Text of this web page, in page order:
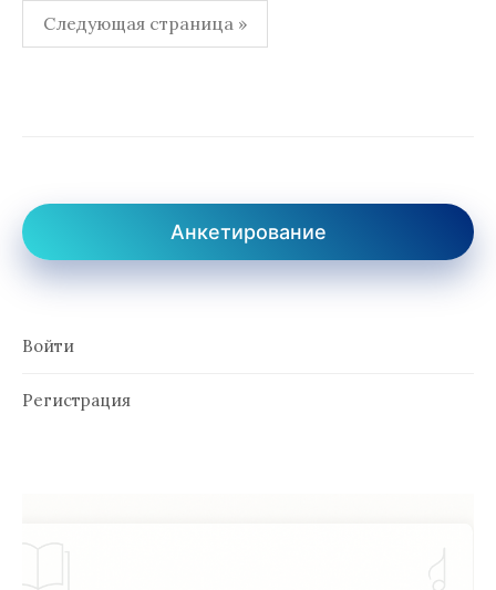
Пагинация
записей
Следующая страница »
Анкетирование
Войти
Регистрация